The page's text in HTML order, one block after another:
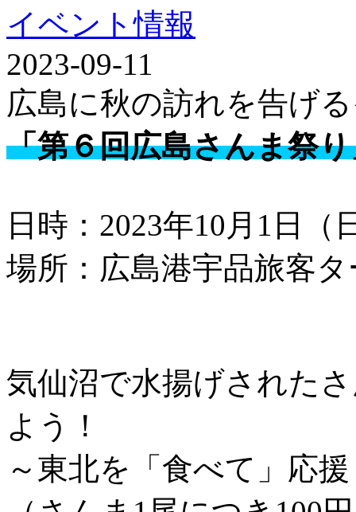
イベント情報
2023-09-11
広島に秋の訪れを告げ
「第６回広島さんま祭
日時：2023年10月1日
場所：広島港宇品旅客
気仙沼で水揚げされた
よう！
～東北を「食べて」応